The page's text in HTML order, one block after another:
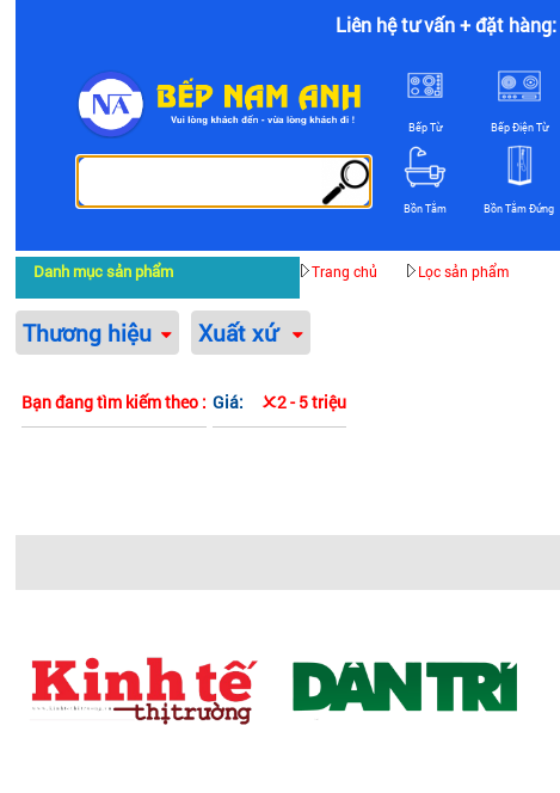
Liên hệ tư vấn + đặt hàng:
Bếp Từ Bếp Điện Từ
Bồn Tắm Bồn Tắm Đứng
Danh mục sản phẩm Trang chủ Lọc sản phẩm
Thương hiệu Xuất xứ
Bạn đang tìm kiếm theo : Giá: 2 - 5 triệu